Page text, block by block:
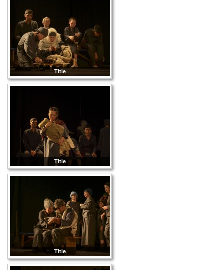
Title
Title
Title